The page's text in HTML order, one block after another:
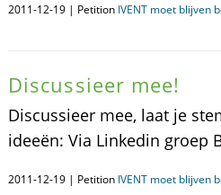
2011-12-19 | Petition IVENT moet blijven
Discussieer mee!
Discussieer mee, laat je
ideeën: Via Linkedin groep
2011-12-19 | Petition IVENT moet blijven